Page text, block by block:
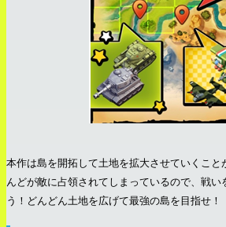
本作は島を開拓して土地を拡大させていくこと
んどが敵に占領されてしまっているので、戦い
う！どんどん土地を広げて最強の島を目指せ！